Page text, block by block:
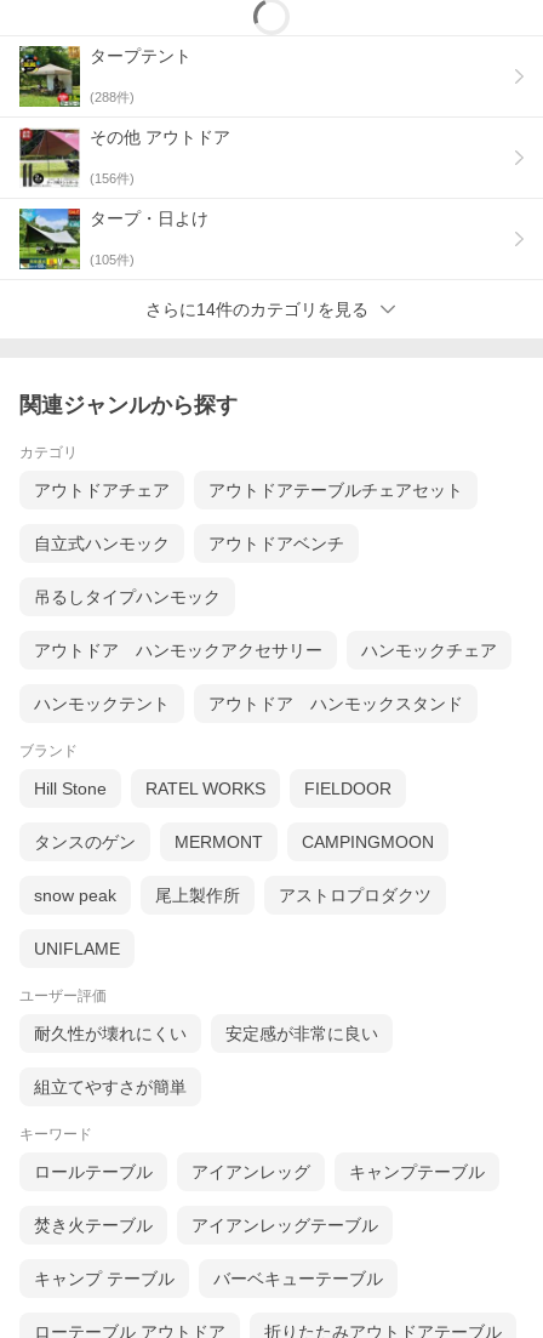
タープテント
(288件)
その他 アウトドア
(156件)
タープ・日よけ
(105件)
さらに14件のカテゴリを見る
関連ジャンルから探す
カテゴリ
アウトドアチェア アウトドアテーブルチェアセット
自立式ハンモック アウトドアベンチ
吊るしタイプハンモック
アウトドア ハンモックアクセサリー ハンモックチェア
ハンモックテント アウトドア ハンモックスタンド
ブランド
Hill Stone RATEL WORKS FIELDOOR
タンスのゲン MERMONT CAMPINGMOON
snow peak 尾上製作所 アストロプロダクツ
UNIFLAME
ユーザー評価
耐久性が壊れにくい 安定感が非常に良い
組立てやすさが簡単
キーワード
ロールテーブル アイアンレッグ キャンプテーブル
焚き火テーブル アイアンレッグテーブル
キャンプ テーブル バーベキューテーブル
ローテーブル アウトドア 折りたたみアウトドアテーブル